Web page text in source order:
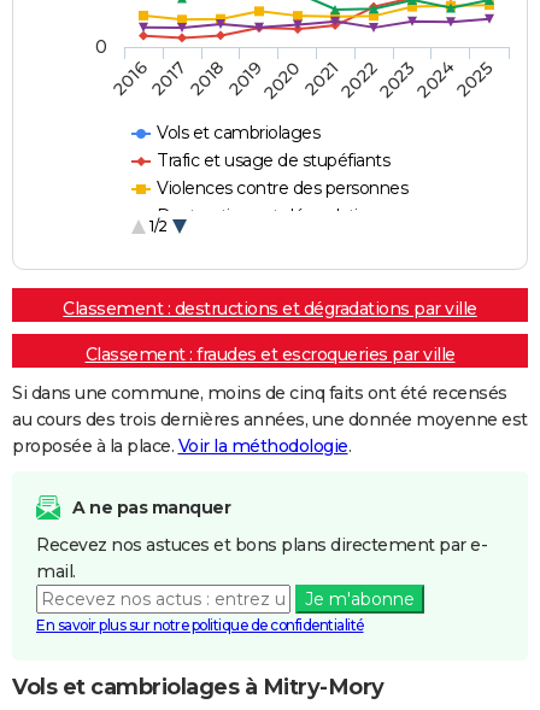
Vols et cambriolages
Trafic et usage de stupéfiants
Violences contre des personnes
Destructions et dégradations
1/2
2016201720182019202020212022202320242025
0
Classement : destructions et dégradations par ville
Classement : fraudes et escroqueries par ville
Si dans une commune, moins de cinq faits ont été recensés
au cours des trois dernières années, une donnée moyenne est
proposée à la place. Voir la méthodologie.
A ne pas manquer
Recevez nos astuces et bons plans directement par e-
mail.
Je m'abonne
En savoir plus sur notre politique de confidentialité
Vols et cambriolages à Mitry-Mory